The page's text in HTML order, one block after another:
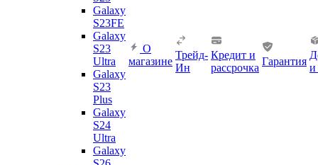
Galaxy
S23FE
Galaxy
S23
Ultra
Galaxy
S23
Plus
Galaxy
S24
Ultra
Galaxy
О
магазине
Трейд-
Ин
Кредит и
рассрочка
Гарантия
и